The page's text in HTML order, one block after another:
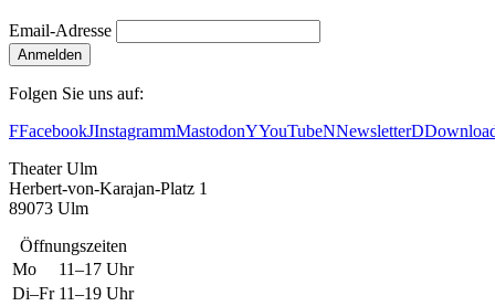
Email-Adresse
Anmelden
Folgen Sie uns auf:
FFacebookJInstagrammMastodonYYouTubeNNewsletterD
Theater Ulm
Herbert-von-Karajan-Platz 1
89073 Ulm
Öffnungszeiten
Mo
11–17 Uhr
Di–Fr 11–19 Uhr